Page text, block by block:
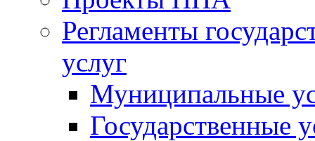
Регламенты
услуг
Муниципальные
Государственные